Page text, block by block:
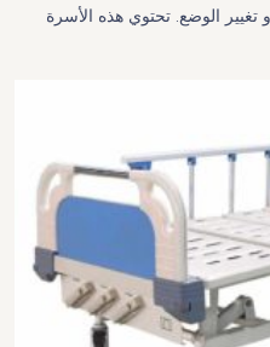
الوضع. تحتوي هذه الأسرة